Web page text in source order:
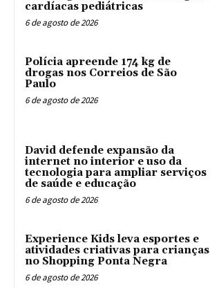
cardíacas pediátricas
6 de agosto de 2026
Polícia apreende 174 kg de
drogas nos Correios de São
Paulo
6 de agosto de 2026
David defende expansão da
internet no interior e uso da
tecnologia para ampliar serviços
de saúde e educação
6 de agosto de 2026
Experience Kids leva esportes e
atividades criativas para crianças
no Shopping Ponta Negra
6 de agosto de 2026